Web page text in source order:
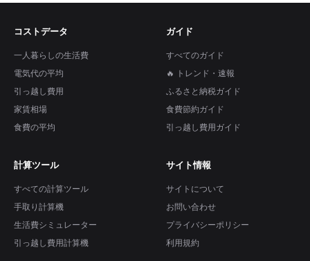
コストデータ
一人暮らしの生活費
電気代の平均
引っ越し費用
家賃相場
食費の平均
ガイド
すべてのガイド
🔥 トレンド・速報
ふるさと納税ガイド
食費節約ガイド
引っ越し費用ガイド
計算ツール
すべての計算ツール
手取り計算機
生活費シミュレーター
引っ越し費用計算機
サイト情報
サイトについて
お問い合わせ
プライバシーポリシー
利用規約